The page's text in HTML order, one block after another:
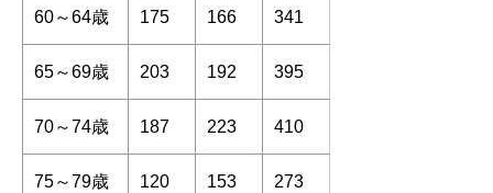
60～64歳 175 166 341
65～69歳 203 192 395
70～74歳 187 223 410
75～79歳 120 153 273